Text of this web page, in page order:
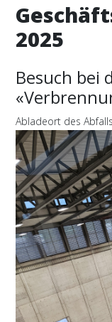
2025
Besuch bei
Abladeort des